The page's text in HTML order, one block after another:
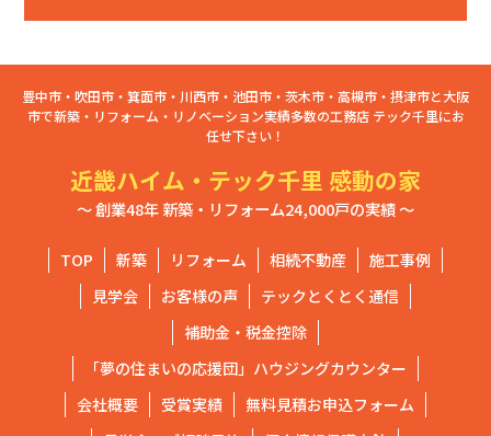
豊中市・吹田市・箕面市・川西市・池田市・茨木市・高槻市・摂津市と大阪
市で新築・リフォーム・リノベーション実績多数の工務店 テック千里にお
任せ下さい！
近畿ハイム・テック千里 感動の家
～ 創業48年 新築・リフォーム24,000戸の実績 ～
TOP 新築 リフォーム 相続不動産
施工事例
見学会
お客様の声
テックとくとく通信
補助金・税金控除
「夢の住まいの応援団」ハウジングカウンター
会社概要
受賞実績
無料見積お申込フォーム